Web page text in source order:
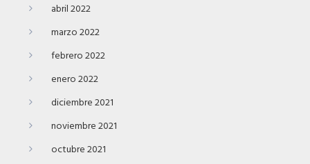
abril 2022
marzo 2022
febrero 2022
enero 2022
diciembre 2021
noviembre 2021
octubre 2021